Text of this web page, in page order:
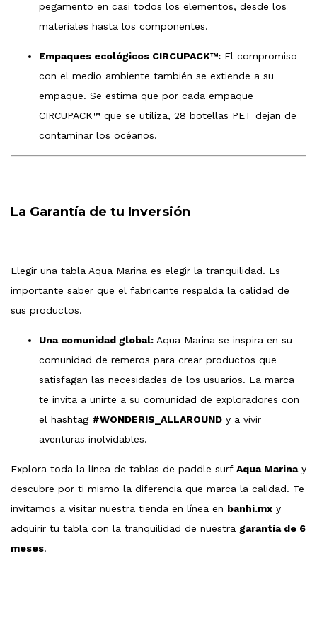
pegamento en casi todos los elementos, desde los
materiales hasta los componentes.
Empaques ecológicos CIRCUPACK™: El compromiso
con el medio ambiente también se extiende a su
empaque. Se estima que por cada empaque
CIRCUPACK™ que se utiliza, 28 botellas PET dejan de
contaminar los océanos.
La Garantía de tu Inversión
Elegir una tabla Aqua Marina es elegir la tranquilidad. Es
importante saber que el fabricante respalda la calidad de
sus productos.
Una comunidad global: Aqua Marina se inspira en su
comunidad de remeros para crear productos que
satisfagan las necesidades de los usuarios. La marca
te invita a unirte a su comunidad de exploradores con
el hashtag #WONDERIS_ALLAROUND y a vivir
aventuras inolvidables.
Explora toda la línea de tablas de paddle surf Aqua Marinay
descubre por ti mismo la diferencia que marca la calidad. Te
invitamos a visitar nuestra tienda en línea en banhi.mx y
adquirir tu tabla con la tranquilidad de nuestra garantía de 6
meses.